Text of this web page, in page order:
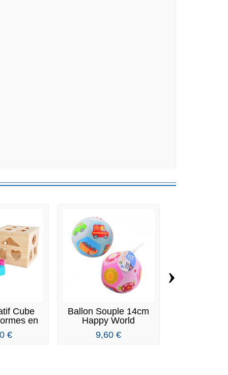
Cube
en
€
Ballon Souple 14cm
Happy World
9,60 €
›